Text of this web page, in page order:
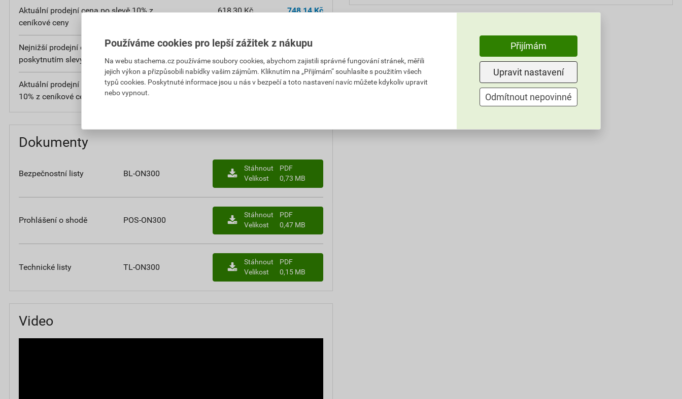
Aktuální prodejní cena po slevě 10% z
ceníkové ceny
618,30 Kč 748,14 Kč
Nejnižší prodejní cena v době 30 dnů před
poskytnutím slevy
618,30 Kč
bez DPH za ks
748,14 Kč
s DPH za ks
Aktuální prodejní porovnávací cena po slevě
10% z ceníkové ceny
281,33 Kč 340,41 Kč
Dokumenty
Bezpečnostní listy BL-ON300
Stáhnout
PDF
Velikost
0,73 MB
Prohlášení o shodě POS-ON300
Stáhnout
PDF
Velikost
0,47 MB
Technické listy TL-ON300
Stáhnout
PDF
Velikost
0,15 MB
Video
Používáme cookies pro lepší zážitek z nákupu
Na webu stachema.cz používáme soubory cookies, abychom zajistili správné fungování stránek, měřili
jejich výkon a přizpůsobili nabídky vašim zájmům. Kliknutím na „Přijímám“ souhlasíte s použitím všech
typů cookies. Poskytnuté informace jsou u nás v bezpečí a toto nastavení navíc můžete kdykoliv upravit
nebo vypnout.
Přijímám
Upravit nastavení
Odmítnout nepovinné